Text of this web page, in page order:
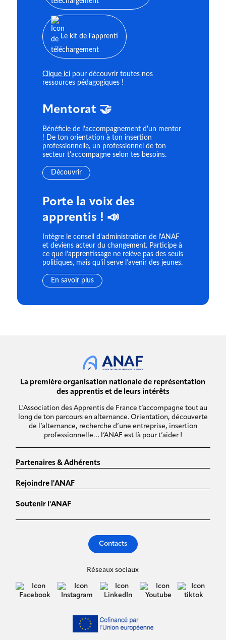
Le kit de l'apprenti
Clique icipour découvrir toutes nos
ressources pédagogiques !
Mentorat 🤝
Bénéficie de l'accompagnement d'un mentor
! De ton orientation à ton insertion
professionnelle, un professionnel de ton
secteur t'accompagne selon tes besoins.
Découvrir
Porte la voix des
apprentis ! 📣
Intègre le conseil d'administration de l'ANAF
et deviens acteur du changement. Participe à
ce que l’apprentissage ne relève pas des seuls
politiques, mais qu’il serve l’avenir des jeunes.
En savoir plus
La première organisation nationale de représentation
des apprentis et de leurs intérêts
L'Association des Apprentis de France t’accompagne tout au
long de ton parcours en alternance. Orientation, découverte
de l’alternance, recherche d’une entreprise, insertion
professionnelle… l’ANAF est là pour t’aider !
Partenaires & Adhérents
Rejoindre l'ANAF
Soutenir l'ANAF
Contacts
Réseaux sociaux